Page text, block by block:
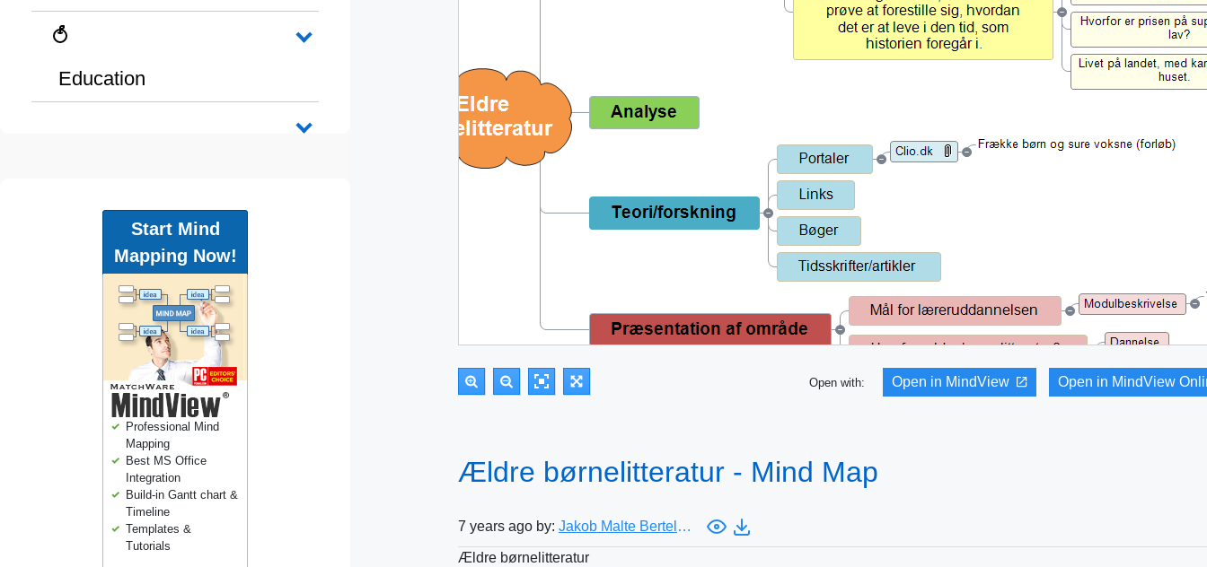
Education
Start Mind
Mapping Now!
Professional Mind
Mapping
Best MS Office
Integration
Build-in Gantt chart &
Timeline
Templates &
Tutorials
Open with: Open in MindView Open in MindView
Ældre børnelitteratur - Mind Map
7 years ago by: Jakob Malte Bertelsen
Ældre børnelitteratur